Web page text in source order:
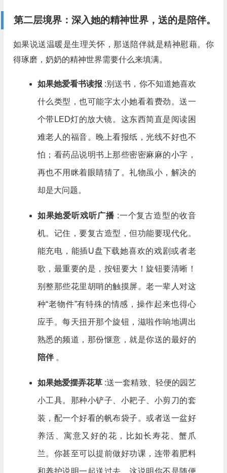
第二层境界：深入她的精神世界，送的是陪伴。
如果说送温暖是生理关怀，那送陪伴就是精神慰藉。你
得琢磨，奶奶的精神世界需要什么来填满。
如果她爱看书读报 :别送书，你不知道她喜欢
什么类型，也可能字太小她看着费劲。送一
个带LED灯的放大镜。这东西简直是阅读困
难老人的福音。晚上看报纸，光线不好也不
怕；看药品说明书上那些密密麻麻的小字，
再也不用眯着眼睛猜了。礼物虽小，解决的
却是大问题。
如果她爱听戏听广播 :一个复古造型的收音
机。记住，要复古造型，但功能要现代化。
能充电，能插U盘下载她喜欢的戏剧或者老
歌，最重要的是，按钮要大！旋钮要清晰！
别整那些花里胡哨的触摸屏。老一辈人对这
种“老物件”有特殊的情感，操作起来也得心
应手。每天扭开那个旋钮，滋啦作响地调出
熟悉的频道，那份惬意，就是你送的最好的
陪伴 。
如果她爱摆弄花草 :送一套精致、轻便的园艺
小工具。那种小铲子、小耙子、小剪刀的套
装，配一个好看的帆布袋子。或者送一盆好
养活、寓意又好的花，比如长寿花、蟹爪
兰。你甚至可以提前做好功课，连带着肥料
和养护说明一起送过去。这说明你不是随便